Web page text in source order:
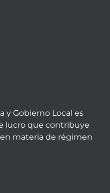
y Gobierno Local es
lucro que contribuye
materia de régimen